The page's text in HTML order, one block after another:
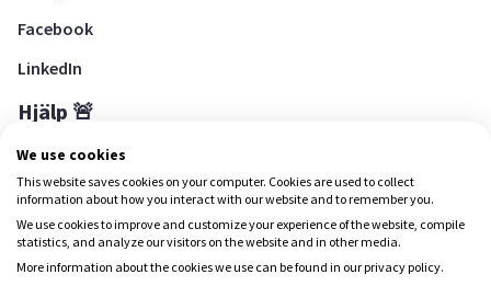
Facebook
LinkedIn
Hjälp 🚨
Hjälpcenter
Ladda ned Yepstr
We use cookies
This website saves cookies on your computer. Cookies are used to collect
information about how you interact with our website and to remember you.
We use cookies to improve and customize your experience of the website, compile
statistics, and analyze our visitors on the website and in other media.
More information about the cookies we use can be found in our privacy policy.